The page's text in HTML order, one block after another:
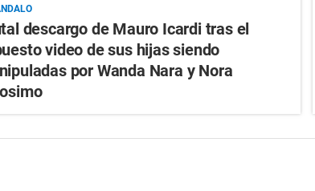
descargo de Mauro Icardi tras el
video de sus hijas siendo
por Wanda Nara y Nora